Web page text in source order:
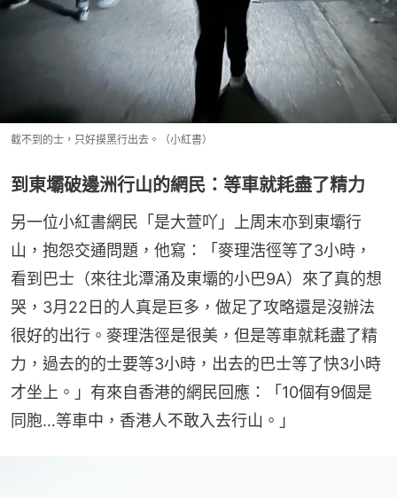
截不到的士，只好摸黑行出去。（小紅書）
到東壩破邊洲行山的網民：等車就耗盡了精力
另一位小紅書網民「是大萱吖」上周末亦到東壩行
山，抱怨交通問題，他寫：「麥理浩徑等了3小時，
看到巴士（來往北潭涌及東壩的小巴9A）來了真的想
哭，3月22日的人真是巨多，做足了攻略還是沒辦法
很好的出行。麥理浩徑是很美，但是等車就耗盡了精
力，過去的的士要等3小時，出去的巴士等了快3小時
才坐上。」有來自香港的網民回應：「10個有9個是
同胞…等車中，香港人不敢入去行山。」